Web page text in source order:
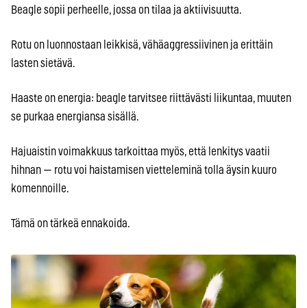
Beagle sopii perheelle, jossa on tilaa ja aktiivisuutta.
Rotu on luonnostaan leikkisä, vähäaggressiivinen ja erittäin
lasten sietävä.
Haaste on energia: beagle tarvitsee riittävästi liikuntaa, muuten
se purkaa energiansa sisällä.
Hajuaistin voimakkuus tarkoittaa myös, että lenkitys vaatii
hihnan — rotu voi haistamisen vietteleminä tolla äysin kuuro
komennoille.
Tämä on tärkeä ennakoida.